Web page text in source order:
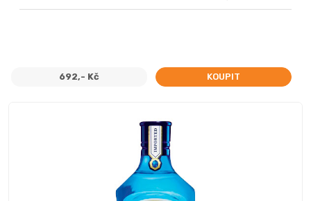
692,- Kč KOUPIT